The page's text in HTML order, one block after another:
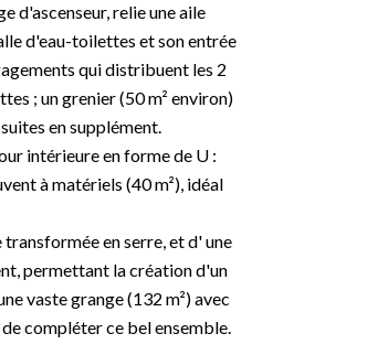
d'ascenseur, relie une aile
d'eau-toilettes et son entrée
qui distribuent les 2
; un grenier (50 m² environ)
en supplément.
intérieure en forme de U :
à matériels (40 m²), idéal
en serre, et d' une
permettant la création d'un
vaste grange (132 m²) avec
compléter ce bel ensemble.